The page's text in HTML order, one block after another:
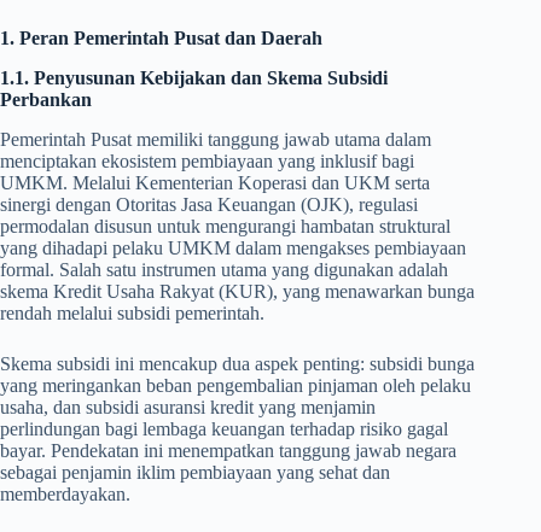
1. Peran Pemerintah Pusat dan Daerah
1.1. Penyusunan Kebijakan dan Skema Subsidi
Perbankan
Pemerintah Pusat memiliki tanggung jawab utama dalam
menciptakan ekosistem pembiayaan yang inklusif bagi
UMKM. Melalui Kementerian Koperasi dan UKM serta
sinergi dengan Otoritas Jasa Keuangan (OJK), regulasi
permodalan disusun untuk mengurangi hambatan struktural
yang dihadapi pelaku UMKM dalam mengakses pembiayaan
formal. Salah satu instrumen utama yang digunakan adalah
skema Kredit Usaha Rakyat (KUR), yang menawarkan bunga
rendah melalui subsidi pemerintah.
Skema subsidi ini mencakup dua aspek penting: subsidi bunga
yang meringankan beban pengembalian pinjaman oleh pelaku
usaha, dan subsidi asuransi kredit yang menjamin
perlindungan bagi lembaga keuangan terhadap risiko gagal
bayar. Pendekatan ini menempatkan tanggung jawab negara
sebagai penjamin iklim pembiayaan yang sehat dan
memberdayakan.